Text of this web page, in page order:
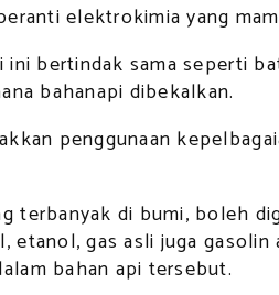
elektrokimia yang
ini bertindak sama seperti
bahanapi dibekalkan.
penggunaan
terbanyak di bumi, boleh
etanol, gas asli juga
bahan api tersebut.